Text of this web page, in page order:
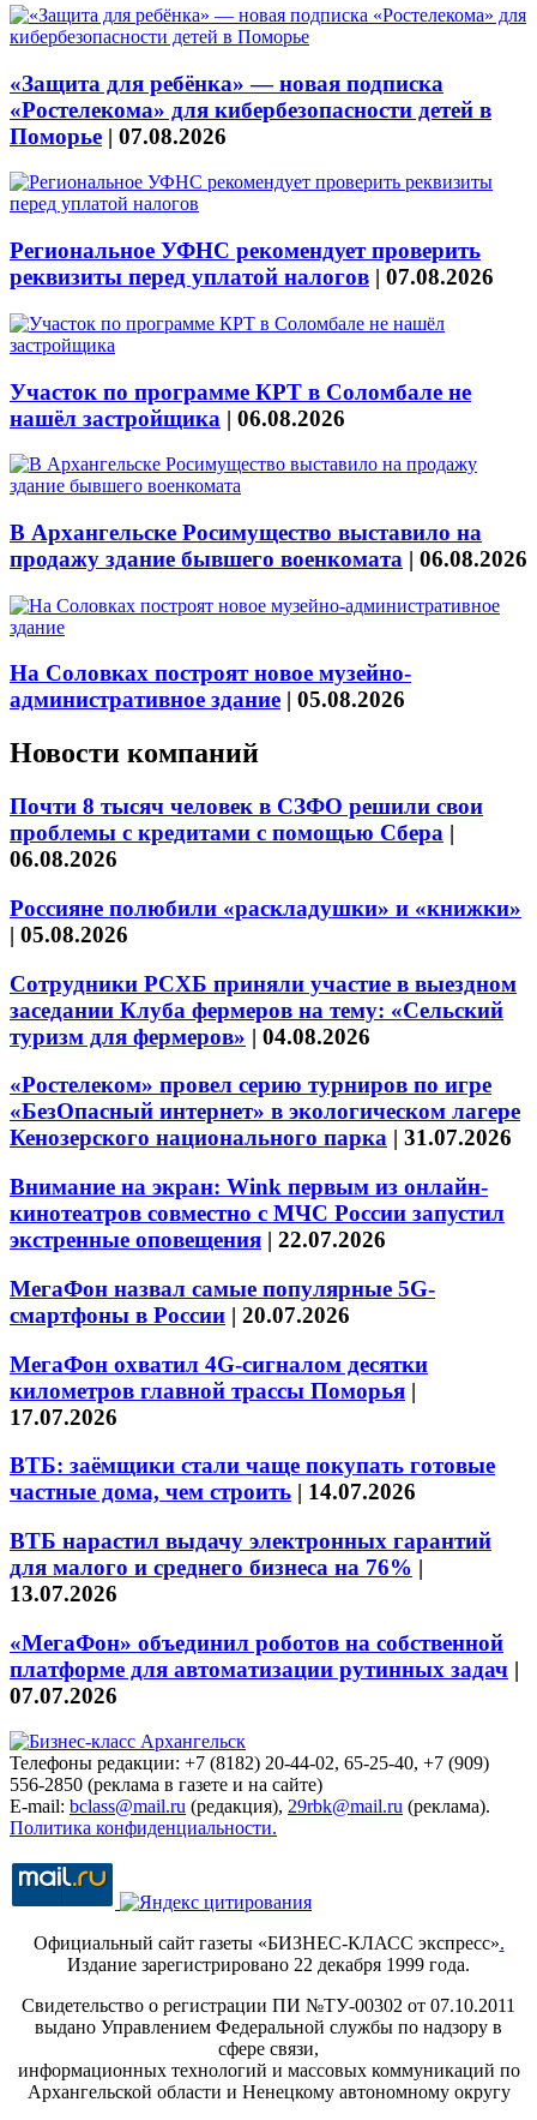
«Защита для ребёнка» — новая подписка
«Ростелекома» для кибербезопасности детей в
Поморье | 07.08.2026
Региональное УФНС рекомендует проверить
реквизиты перед уплатой налогов | 07.08.2026
Участок по программе КРТ в Соломбале не
нашёл застройщика | 06.08.2026
В Архангельске Росимущество выставило на
продажу здание бывшего военкомата | 06.08.2026
На Соловках построят новое музейно-
административное здание | 05.08.2026
Новости компаний
Почти 8 тысяч человек в СЗФО решили свои
проблемы с кредитами с помощью Сбера |
06.08.2026
Россияне полюбили «раскладушки» и «книжки»
| 05.08.2026
Сотрудники РСХБ приняли участие в выездном
заседании Клуба фермеров на тему: «Сельский
туризм для фермеров» | 04.08.2026
«Ростелеком» провел серию турниров по игре
«БезОпасный интернет» в экологическом лагере
Кенозерского национального парка | 31.07.2026
Внимание на экран: Wink первым из онлайн-
кинотеатров совместно с МЧС России запустил
экстренные оповещения | 22.07.2026
МегаФон назвал самые популярные 5G-
смартфоны в России | 20.07.2026
МегаФон охватил 4G-сигналом десятки
километров главной трассы Поморья |
17.07.2026
ВТБ: заёмщики стали чаще покупать готовые
частные дома, чем строить | 14.07.2026
ВТБ нарастил выдачу электронных гарантий
для малого и среднего бизнеса на 76% |
13.07.2026
«МегаФон» объединил роботов на собственной
платформе для автоматизации рутинных задач |
07.07.2026
Телефоны редакции: +7 (8182) 20-44-02, 65-25-40, +7 (909)
556-2850 (реклама в газете и на сайте)
E-mail: bclass@mail.ru (редакция), 29rbk@mail.ru (реклама).
Политика конфиденциальности.
Официальный сайт газеты «БИЗНЕС-КЛАСС экспресс».
Издание зарегистрировано 22 декабря 1999 года.
Свидетельство о регистрации ПИ №ТУ-00302 от 07.10.2011
выдано Управлением Федеральной службы по надзору в
сфере связи,
информационных технологий и массовых коммуникаций по
Архангельской области и Ненецкому автономному округу